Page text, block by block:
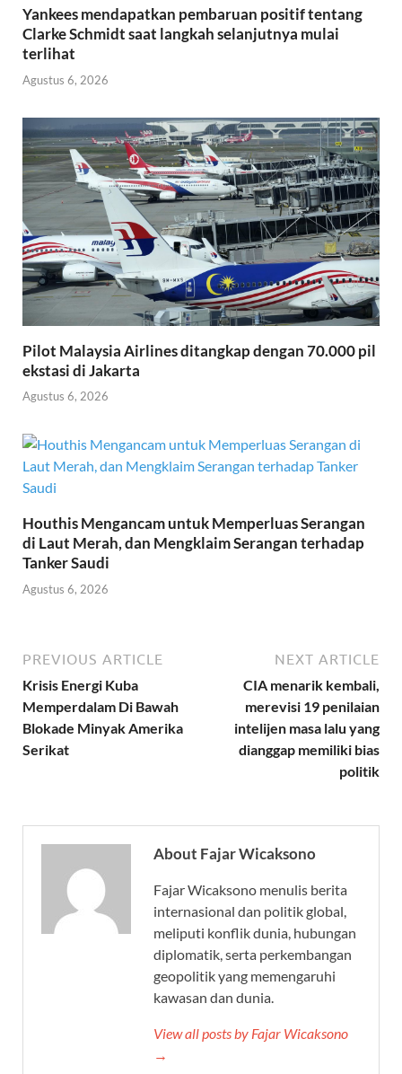
Yankees mendapatkan pembaruan positif tentang
Clarke Schmidt saat langkah selanjutnya mulai
terlihat
Agustus 6, 2026
Pilot Malaysia Airlines ditangkap dengan 70.000 pil
ekstasi di Jakarta
Agustus 6, 2026
Houthis Mengancam untuk Memperluas Serangan
di Laut Merah, dan Mengklaim Serangan terhadap
Tanker Saudi
Agustus 6, 2026
PREVIOUS ARTICLE
Krisis Energi Kuba
Memperdalam Di Bawah
Blokade Minyak Amerika
Serikat
NEXT ARTICLE
CIA menarik kembali,
merevisi 19 penilaian
intelijen masa lalu yang
dianggap memiliki bias
politik
About Fajar Wicaksono
Fajar Wicaksono menulis berita
internasional dan politik global,
meliputi konflik dunia, hubungan
diplomatik, serta perkembangan
geopolitik yang memengaruhi
kawasan dan dunia.
View all posts by Fajar Wicaksono
→